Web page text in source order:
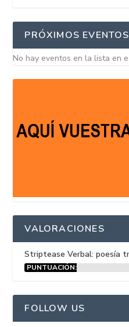
PRÓXIMOS EVENTOS
No hay eventos en la lista en
VALORACIONES
Striptease Verbal: poesía
PUNTUACIÓN:
FOLLOW US